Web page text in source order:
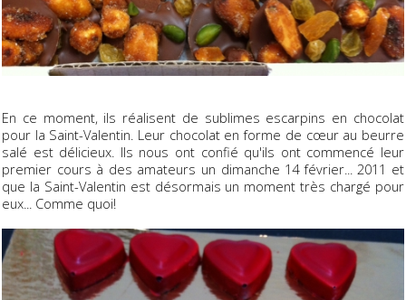
En ce moment, ils réalisent de sublimes escarpins en chocolat
pour la Saint-Valentin. Leur chocolat en forme de cœur au beurre
salé est délicieux. Ils nous ont confié qu'ils ont commencé leur
premier cours à des amateurs un dimanche 14 février... 2011 et
que la Saint-Valentin est désormais un moment très chargé pour
eux... Comme quoi!